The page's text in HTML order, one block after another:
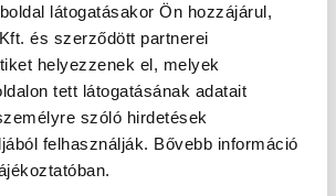
látogatásakor Ön hozzájárul,
és szerződött partnerei
helyezzenek el, melyek
tett látogatásának adatait
szóló hirdetések
felhasználják. Bővebb információ
Oldal újratöltése